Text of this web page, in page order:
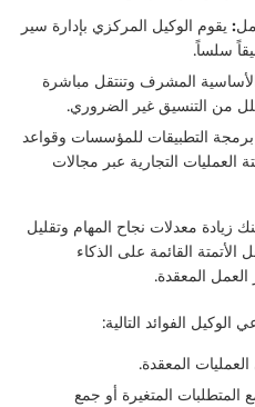
يقوم الوكيل المركزي بإدارة سير
سلساً.
الأساسية المشرف وتنتقل مباشرة
من التنسيق غير الضروري.
التطبيقات للمؤسسات وقواعد
العمليات التجارية عبر مجالات
زيادة معدلات نجاح المهام وتقليل
القائمة على الذكاء
العمل المعقدة.
الفوائد التالية:
المعقدة.
المتطلبات المتغيرة أو جمع